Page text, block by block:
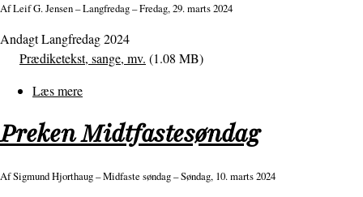
os
AfLeif G. Jensen– Langfredag – Fredag, 29. marts 2024
Andagt Langfredag 2024
Prædiketekst, sange, mv. (1.08 MB)
Læs mere
Korsord
&
Bønner
Preken Midtfastesøndag
AfSigmund Hjorthaug– Midfaste søndag – Søndag, 10. marts 2024